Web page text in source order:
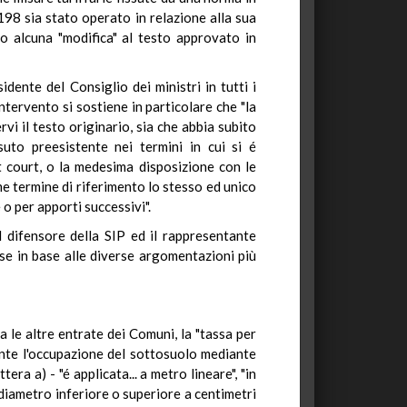
sia stato operato in relazione alla sua
alcuna "modifica" al testo approvato in
del Consiglio dei ministri in tutti i
si sostiene in particolare che "la
il testo originario, sia che abbia subito
preesistente nei termini in cui si é
o la medesima disposizione con le
termine di riferimento lo stesso ed unico
per apporti successivi".
della SIP ed il rappresentante
in base alle diverse argomentazioni più
le altre entrate dei Comuni, la "tassa per
l'occupazione del sottosuolo mediante
a) - "é applicata... a metro lineare", "in
inferiore o superiore a centimetri